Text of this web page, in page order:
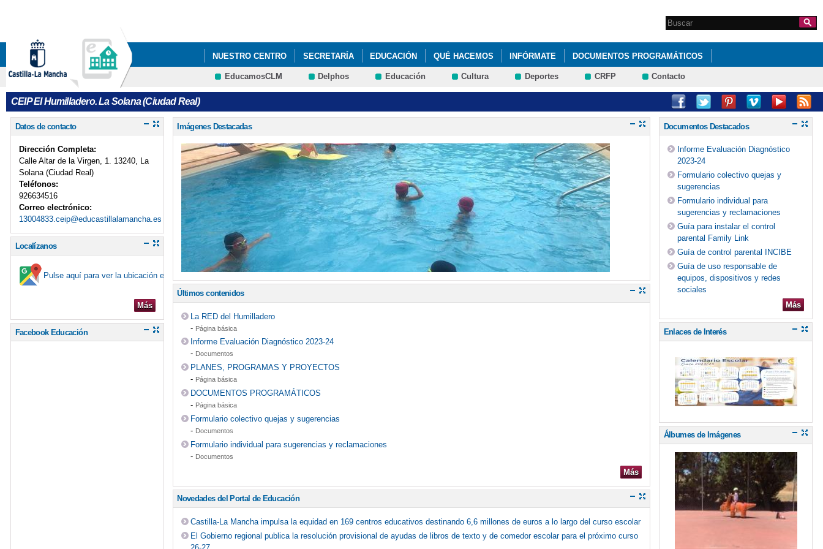
Formulario de
búsqueda
Search this site
NUESTRO CENTRO SECRETARÍA EDUCACIÓN QUÉ HACEMOS INFÓRMATE DOCUMENTOS PROGRAMÁTICOS
INFORME EVALUACIÓN DIAGNÓSTICO 2023-24 LA RED DEL HUMILLADERO PLANES, PROGRAMAS Y PROYECTOS
EducamosCLM Delphos Educación Cultura Deportes CRFP Contacto
CEIP El Humilladero. La Solana (Ciudad Real)
Datos de contacto
Dirección Completa:
Calle Altar de la Virgen, 1. 13240, La
Solana (Ciudad Real)
Teléfonos:
926634516
Correo electrónico:
13004833.ceip@educastillalamancha.es
Localízanos
Pulse aquí para ver la ubicación en el mapa
Más
Facebook Educación
Imágenes Destacadas
Últimos contenidos
La RED del Humilladero
- Página básica
Informe Evaluación Diagnóstico 2023-24
- Documentos
PLANES, PROGRAMAS Y PROYECTOS
- Página básica
DOCUMENTOS PROGRAMÁTICOS
- Página básica
Formulario colectivo quejas y sugerencias
- Documentos
Formulario individual para sugerencias y reclamaciones
- Documentos
Más
Novedades del Portal de Educación
Castilla-La Mancha impulsa la equidad en 169 centros educativos destinando 6,6 millones de euros a lo largo del curso escolar
El Gobierno regional publica la resolución provisional de ayudas de libros de texto y de comedor escolar para el próximo curso
Documentos Destacados
Informe Evaluación Diagnóstico
2023-24
Formulario colectivo quejas y
sugerencias
Formulario individual para
sugerencias y reclamaciones
Guía para instalar el control
parental Family Link
Guía de control parental INCIBE
Guía de uso responsable de
equipos, dispositivos y redes
sociales
Más
Enlaces de Interés
Álbumes de Imágenes